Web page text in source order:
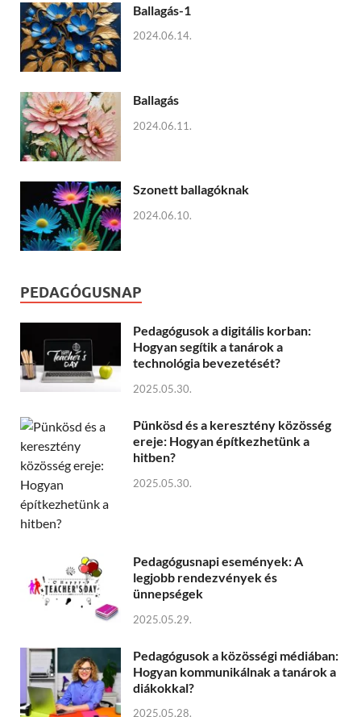
Ballagás-1
2024.06.14.
Ballagás
2024.06.11.
Szonett ballagóknak
2024.06.10.
PEDAGÓGUSNAP
Pedagógusok a digitális korban:
Hogyan segítik a tanárok a
technológia bevezetését?
2025.05.30.
Pünkösd és a keresztény közösség
ereje: Hogyan építkezhetünk a
hitben?
2025.05.30.
Pedagógusnapi események: A
legjobb rendezvények és
ünnepségek
2025.05.29.
Pedagógusok a közösségi médiában:
Hogyan kommunikálnak a tanárok a
diákokkal?
2025.05.28.